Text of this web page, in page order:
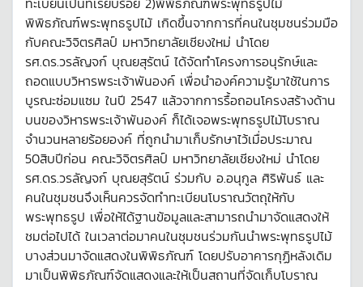
พิพิธภัณฑ์พระพุทธรูปไม้ เกิดขึ้นจากการที่คนในชุมชนร่วมมือ
กับคณะวิจิตรศิลป์ มหาวิทยาลัยเชียงใหม่ นำโดย
รศ.ดร.วรลัญจก์ บุณยสุรัตน์ ได้จัดทำโครงการอนุรักษ์และ
ถอดแบบวิหารพระเจ้าพันองค์ เพื่อนำองค์ความรู้มาใช้ในการ
บูรณะซ่อมแซม ในปี 2547 แล้วจากการรื้อถอนโครงสร้างด้าน
บนของวิหารพระเจ้าพันองค์ ก็ได้เจอพระพุทธรูปไม้โบราณ
จำนวนหลายร้อยองค์ ที่ถูกนำมาเก็บรักษาไว้เมื่อประมาณ
50สิบปีก่อน คณะวิจิตรศิลป์ มหาวิทยาลัยเชียงใหม่ นำโดย
รศ.ดร.วรลัญจก์ บุณยสุรัตน์ ร่วมกับ อ.อนุกูล ศิริพันธ์ และ
คนในชุมชนจึงเห็นควรจัดทำทะเบียนโบราณวัตถุให้กับ
พระพุทธรูป เพื่อให้ได้ฐานข้อมูลและสามารถนำมาจัดแสดงให้
ชมต่อไปได้ ในเวลาต่อมาคนในชุมชนร่วมกันนำพระพุทธรูปไม้
บางส่วนมาจัดแสดงในพิพิธภัณฑ์ โดยปรับอาคารกุฏิหลังเดิม
มาเป็นพิพิธภัณฑ์จัดแสดงและให้เป็นสถานที่จัดเก็บโบราณ